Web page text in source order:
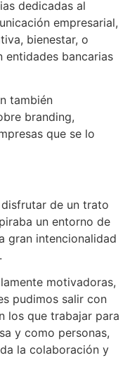
dedicadas al
empresarial,
bienestar, o
entidades bancarias
también
branding,
que se lo
de un trato
un entorno de
gran intencionalidad
motivadoras,
pudimos salir con
los que trabajar para
y como personas,
la colaboración y